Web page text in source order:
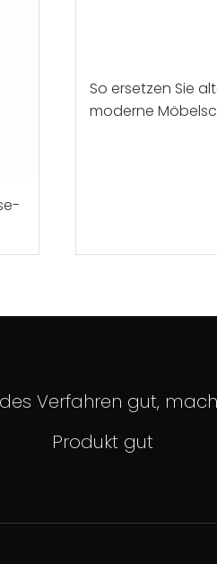
So ersetzen Sie
moderne
Verfahren gut,
Produkt gut